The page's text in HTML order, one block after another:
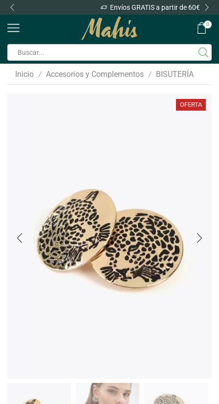
Envíos GRATIS a partir de 60€
0
Inicio / Accesorios y Complementos / BISUTERÍA
OFERTA